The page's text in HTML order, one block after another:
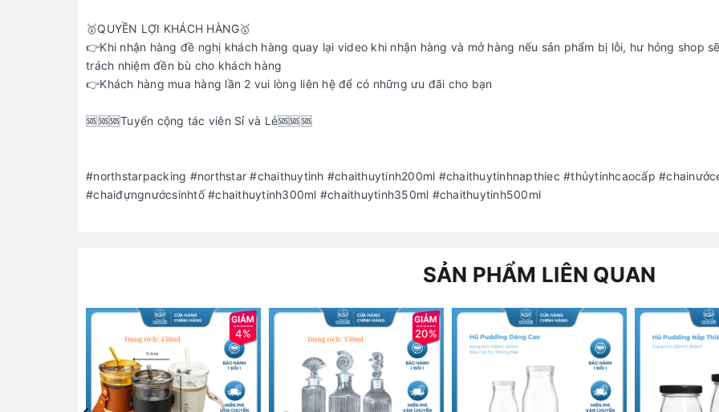
🥇QUYỀN LỢI KHÁCH HÀNG🥇
👉Khi nhận hàng đề nghị khách hàng quay lại video khi nhận hàng và mở hàng nếu sản phẩm bị lỗi, hư hỏng shop
trách nhiệm đền bù cho khách hàng
👉Khách hàng mua hàng lần 2 vui lòng liên hệ để có những ưu đãi cho bạn
️️️️️️️️️️️️️️️🆘🆘🆘Tuyển cộng tác viên Sỉ và Lẻ🆘🆘🆘
#northstarpacking #northstar #chaithuytinh #chaithuytinh200ml #chaithuytinhnapthiec #thủytinhcaocấp
#chaiđựngnướcsinhtố #chaithuytinh300ml #chaithuytinh350ml #chaithuytinh500ml
SẢN PHẨM LIÊN QUAN
4% 20%